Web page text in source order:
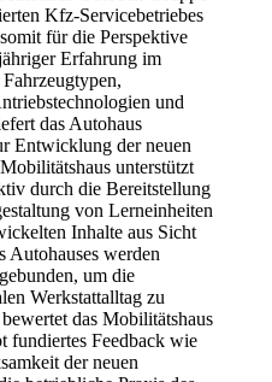
Kfz-Servicebetriebes
für die Perspektive
Erfahrung im
und
das Autohaus
Entwicklung der neuen
unterstützt
durch die Bereitstellung
von Lerneinheiten
Inhalte aus Sicht
Autohauses werden
um die
Werkstattalltag zu
das Mobilitätshaus
fundiertes Feedback wie
der neuen